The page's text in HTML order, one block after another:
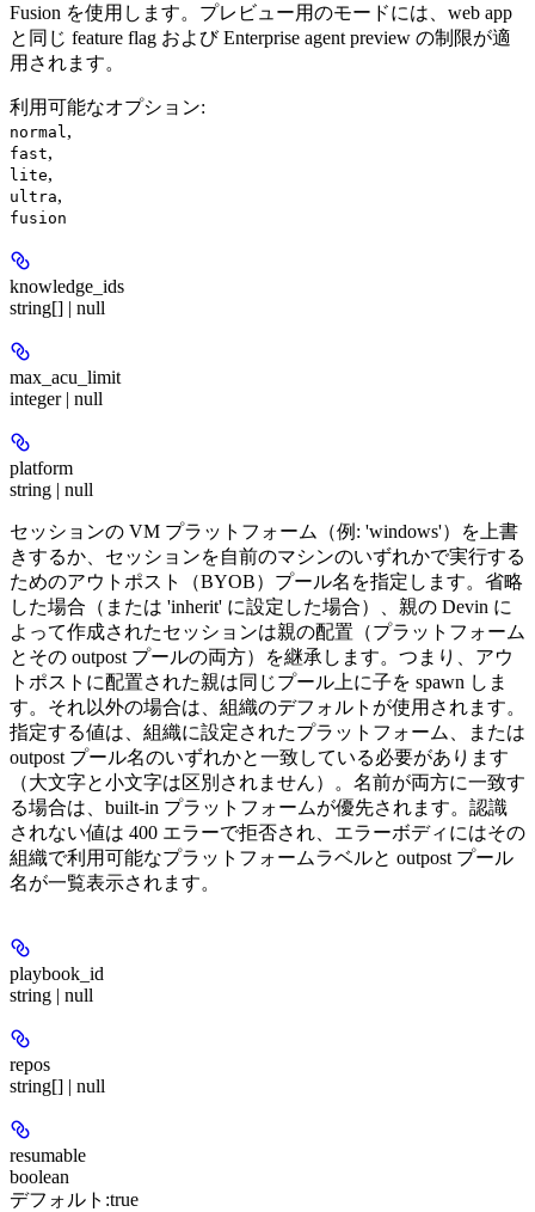
Fusion を使用します。プレビュー用のモードには、web app
と同じ feature flag および Enterprise agent preview の制限が適
用されます。
利用可能なオプション:
normal,
fast,
lite,
ultra,
fusion
knowledge_ids
string[] | null
max_acu_limit
integer | null
platform
string | null
セッションの VM プラットフォーム（例: 'windows'）を上書
きするか、セッションを自前のマシンのいずれかで実行する
ためのアウトポスト（BYOB）プール名を指定します。省略
した場合（または 'inherit' に設定した場合）、親の Devin に
よって作成されたセッションは親の配置（プラットフォーム
とその outpost プールの両方）を継承します。つまり、アウ
トポストに配置された親は同じプール上に子を spawn しま
す。それ以外の場合は、組織のデフォルトが使用されます。
指定する値は、組織に設定されたプラットフォーム、または
outpost プール名のいずれかと一致している必要があります
（大文字と小文字は区別されません）。名前が両方に一致す
る場合は、built-in プラットフォームが優先されます。認識
されない値は 400 エラーで拒否され、エラーボディにはその
組織で利用可能なプラットフォームラベルと outpost プール
名が一覧表示されます。
playbook_id
string | null
repos
string[] | null
resumable
boolean
デフォルト:true